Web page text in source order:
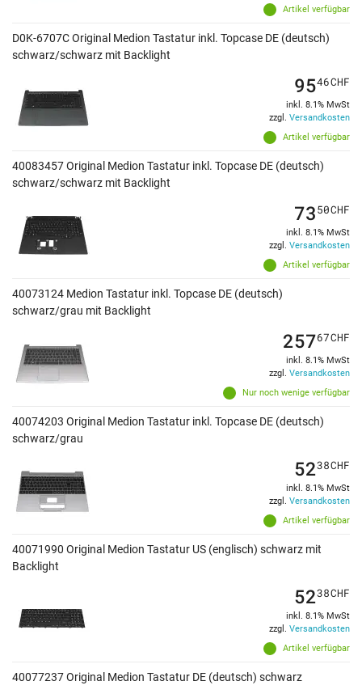
Artikel verfügbar
D0K-6707C Original Medion Tastatur inkl. Topcase DE (deutsch)
schwarz/schwarz mit Backlight
Artikel verfügbar
9546CHF
inkl. 8.1% MwSt
zzgl. Versandkosten
40083457 Original Medion Tastatur inkl. Topcase DE (deutsch)
schwarz/schwarz mit Backlight
Artikel verfügbar
7350CHF
inkl. 8.1% MwSt
zzgl. Versandkosten
40073124 Medion Tastatur inkl. Topcase DE (deutsch)
schwarz/grau mit Backlight
Nur noch wenige verfügbar
25767CHF
inkl. 8.1% MwSt
zzgl. Versandkosten
40074203 Original Medion Tastatur inkl. Topcase DE (deutsch)
schwarz/grau
Artikel verfügbar
5238CHF
inkl. 8.1% MwSt
zzgl. Versandkosten
40071990 Original Medion Tastatur US (englisch) schwarz mit
Backlight
Artikel verfügbar
5238CHF
inkl. 8.1% MwSt
zzgl. Versandkosten
40077237 Original Medion Tastatur DE (deutsch) schwarz